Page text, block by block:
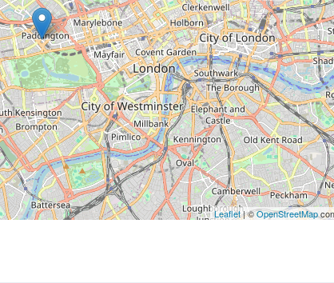
Leaflet| ©OpenStreetMap